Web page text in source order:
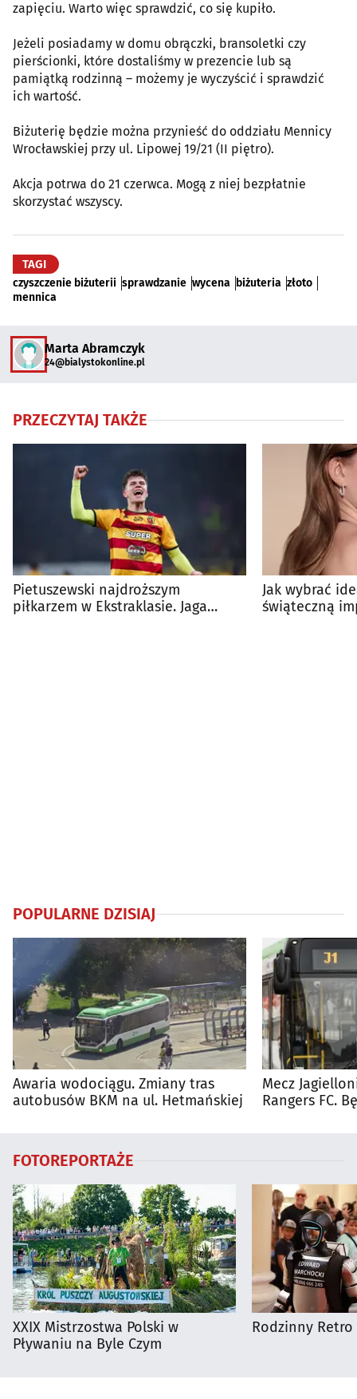
zapięciu. Warto więc sprawdzić, co się kupiło.
Jeżeli posiadamy w domu obrączki, bransoletki czy
pierścionki, które dostaliśmy w prezencie lub są
pamiątką rodzinną – możemy je wyczyścić i sprawdzić
ich wartość.
Biżuterię będzie można przynieść do oddziału Mennicy
Wrocławskiej przy ul. Lipowej 19/21 (II piętro).
Akcja potrwa do 21 czerwca. Mogą z niej bezpłatnie
skorzystać wszyscy.
TAGI
czyszczenie biżuterii sprawdzanie wycena biżuteria złoto
mennica
Marta Abramczyk
24@bialystokonline.pl
PRZECZYTAJ TAKŻE
Pietuszewski najdroższym
piłkarzem w Ekstraklasie. Jaga
Jak wybrać
świąteczną
POPULARNE DZISIAJ
Awaria wodociągu. Zmiany tras
autobusów BKM na ul. Hetmańskiej
Mecz
Rangers FC.
FOTOREPORTAŻE
XXIX Mistrzostwa Polski w
Pływaniu na Byle Czym
Rodzinny Retro